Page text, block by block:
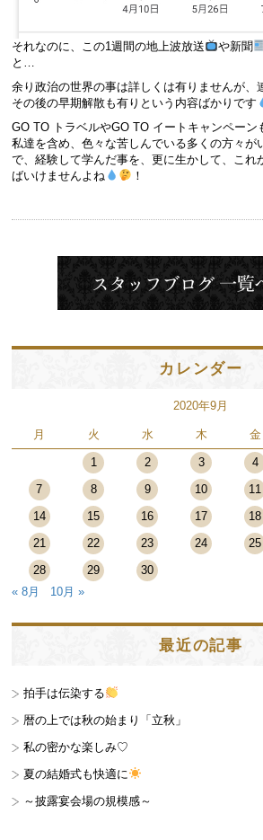
それなのに、この1週間の地上波放送 や新聞
と…
余り政治の世界の事は詳しくは有りませんが、
その後の早期解散も有りという内容ばかりです
GO TO トラベルやGO TO イートキャンペーン
私達を含め、色々な苦しんでいる多くの方々が
で、経験して学んだ事を、更に生かして、これ
ばいけませんよね
！
カレンダー
2020年9月
月 火 水 木 金
1 2 3 4
7
8 9 10 11
14
15 16 17 18
21
22 23 24 25
28
29
30
« 8月
10月 »
最近の記事
拍手は伝染する
暦の上では秋の始まり「立秋」
私の密かな楽しみ♡
夏の結婚式も快適に
～披露宴会場の規模感～